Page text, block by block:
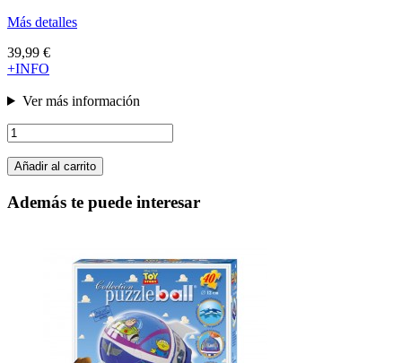
Más detalles
39,99 €
+INFO
Ver más información
Añadir al carrito
Además te puede interesar